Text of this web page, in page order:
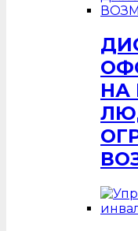
НА